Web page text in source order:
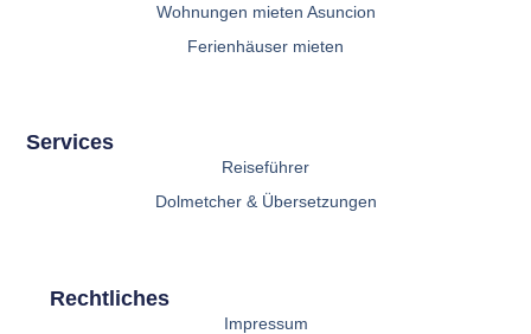
Wohnungen mieten Asuncion
Ferienhäuser mieten
Services
Reiseführer
Dolmetcher & Übersetzungen
Rechtliches
Impressum